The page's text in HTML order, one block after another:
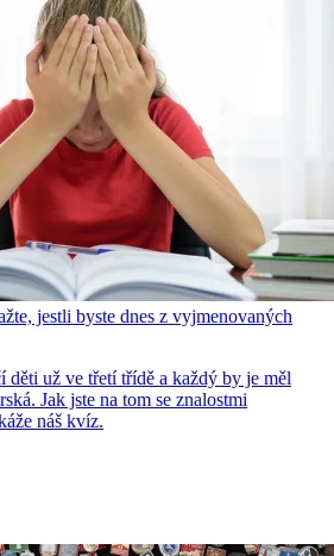
jestli byste dnes z vyjmenovaných
děti už ve třetí třídě a každý by je měl
Jak jste na tom se znalostmi
náš kvíz.